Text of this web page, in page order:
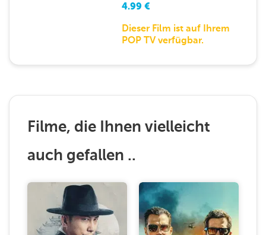
4.99 €
Dieser Film ist auf Ihrem
POP TV verfügbar.
Filme, die Ihnen vielleicht
auch gefallen ..